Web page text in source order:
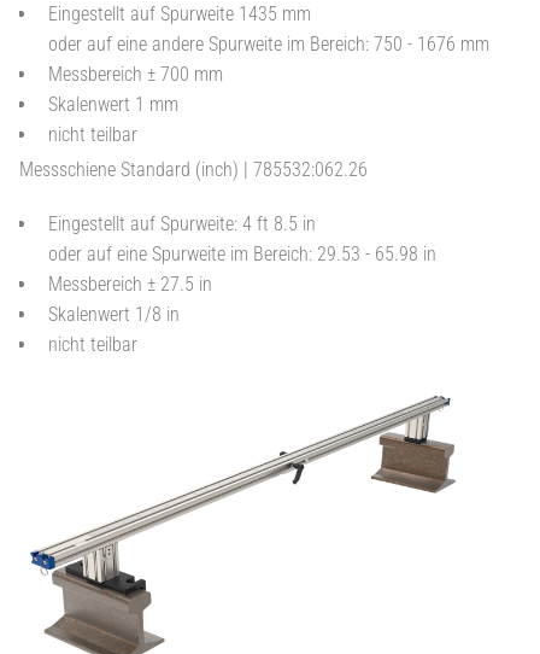
Eingestellt auf Spurweite 1435 mm
oder auf eine andere Spurweite im Bereich: 750 - 1676 mm
Messbereich ± 700 mm
Skalenwert 1 mm
nicht teilbar
Messschiene Standard (inch) | 785532:062.26
Eingestellt auf Spurweite: 4 ft 8.5 in
oder auf eine Spurweite im Bereich: 29.53 - 65.98 in
Messbereich ± 27.5 in
Skalenwert 1/8 in
nicht teilbar